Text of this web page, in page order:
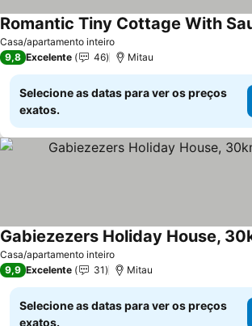
Casa/apartamento inteiro
Ver preços
9,8 Excelente 46 Mitau
Selecione as datas para ver os preços
exatos.
Casa/apartamento inteiro
Gabiezezers Holiday House,
9,9 Excelente 31 Mitau
Selecione as datas para ver os preços
exatos.